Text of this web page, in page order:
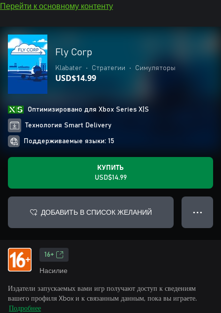
Перейти к основному контенту
Fly Corp
Klabater • Стратегии • Симуляторы
USD$14.99
Оптимизировано для Xbox Series X|S
Технология Smart Delivery
Поддерживаемые языки: 15
КУПИТЬ
USD$14.99
ДОБАВИТЬ В СПИСОК ЖЕЛАНИЙ ● ● ●
16+
Насилие
Издатели запускаемых вами игр получают доступ к сведениям
вашего профиля Xbox и к связанным данным, пока вы играете.
Подробнее